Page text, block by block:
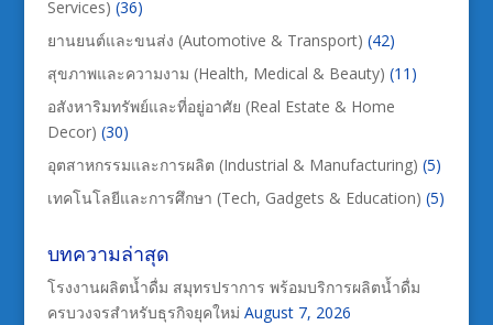
Services) (36)
ยานยนต์และขนส่ง (Automotive & Transport) (42)
สุขภาพและความงาม (Health, Medical & Beauty) (11)
อสังหาริมทรัพย์และที่อยู่อาศัย (Real Estate & Home
Decor) (30)
อุตสาหกรรมและการผลิต (Industrial & Manufacturing) (5)
เทคโนโลยีและการศึกษา (Tech, Gadgets & Education) (5)
บทความล่าสุด
โรงงานผลิตน้ำดื่ม สมุทรปราการ พร้อมบริการผลิตน้ำดื่ม
ครบวงจรสำหรับธุรกิจยุคใหม่ August 7, 2026